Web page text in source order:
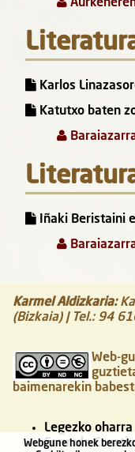
Karlos
Katutxo baten
Iñaki Beristaini
Karmel Aldizkaria:
(Bizkaia)| Tel.: 94
Web-
baimenarekin
Legezko oharra
Formula
Webgune honek